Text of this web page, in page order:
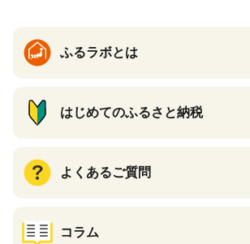
ふるラボとは
はじめてのふるさと納税
よくあるご質問
コラム